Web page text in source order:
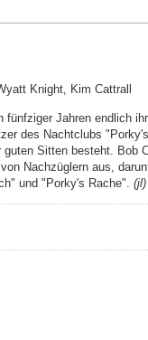
Knight, Kim Cattrall
fünfziger Jahren endlich
des Nachtclubs
Sitten besteht. Bob
Nachzüglern aus,
und "Porky's Rache". (jl)